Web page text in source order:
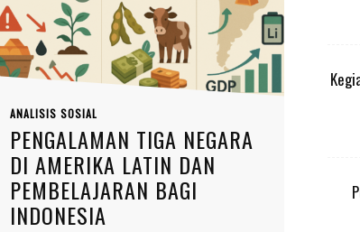
ANALISIS SOSIAL
PENGALAMAN TIGA NEGARA
DI AMERIKA LATIN DAN
PEMBELAJARAN BAGI
INDONESIA